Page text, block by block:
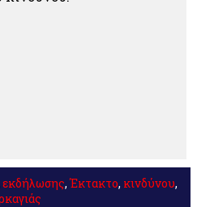
εκδήλωσης,Έκτακτο, κινδύνου,